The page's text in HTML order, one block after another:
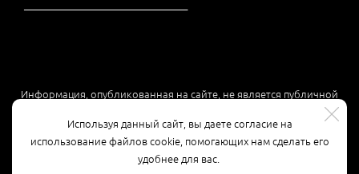
Используя данный сайт, вы даете согласие на
использование файлов cookie, помогающих нам сделать его
удобнее для вас.
Информация, опубликованная на сайте, не является публичной
офертой или рекламой, а носит информационный характер и
может быть изменена по усмотрению компании.